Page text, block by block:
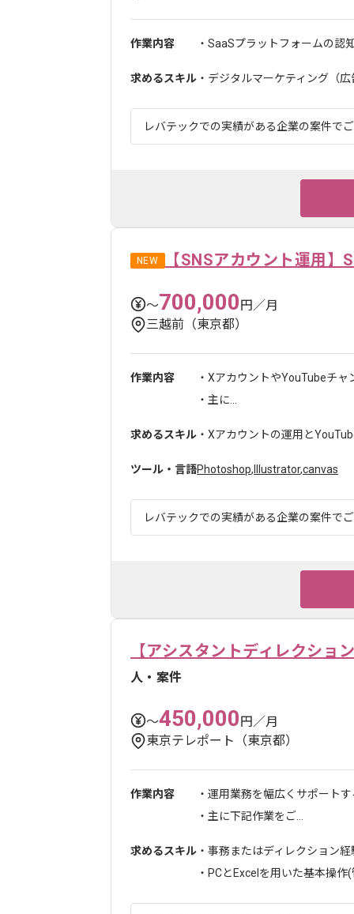
作業内容 ・SaaSプラットフォームの認
求めるスキル ・デジタルマーケティング（
レバテックでの実績がある企業の案件で
NEW 【SNSアカウント運用】
〜700,000円／月
三越前（東京都）
作業内容
・XアカウントやYouTubeチ
・主に...
求めるスキル ・Xアカウントの運用と
ツール・言語Photoshop, Illustrator,canvas
レバテックでの実績がある企業の案件で
【アシスタントディレクショ
人・案件
〜450,000円／月
東京テレポート（東京都）
作業内容
・運用業務を幅広くサポート
・主に下記作業をご...
求めるスキル ・事務またはディレクション経
・PCとExcelを用いた基本操作